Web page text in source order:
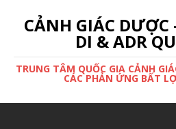
CẢNH GIÁC
DI & ADR
TRUNG TÂM QUỐC GIA CẢNH
CÁC PHẢN ỨNG BẤT